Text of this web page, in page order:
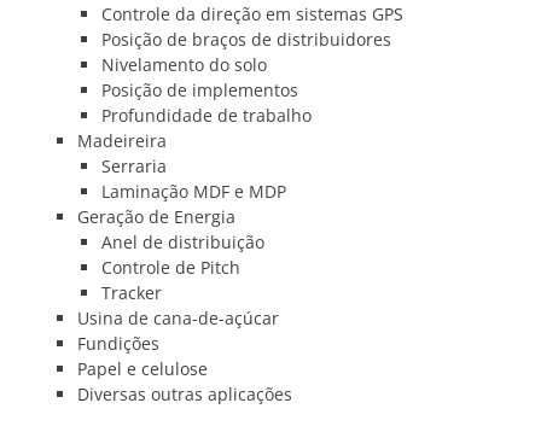
Controle da direção em sistemas GPS
Posição de braços de distribuidores
Nivelamento do solo
Posição de implementos
Profundidade de trabalho
Madeireira
Serraria
Laminação MDF e MDP
Geração de Energia
Anel de distribuição
Controle de Pitch
Tracker
Usina de cana-de-açúcar
Fundições
Papel e celulose
Diversas outras aplicações